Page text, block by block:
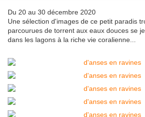
Du 20 au 30 décembre 2020
Une sélection d'images de ce petit paradis
parcourues de torrent aux eaux douces se
dans les lagons à la riche vie coralienne...